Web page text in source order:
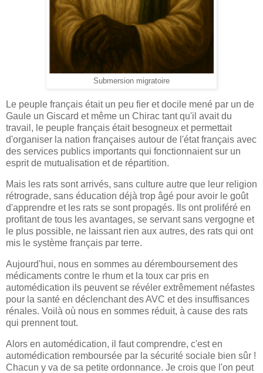
Submersion migratoire
Le peuple français était un peu fier et docile mené par un de
Gaule un Giscard et même un Chirac tant qu'il avait du
travail, le peuple français était besogneux et permettait
d'organiser la nation françaises autour de l'état français avec
des services publics importants qui fonctionnaient sur un
esprit de mutualisation et de répartition.
Mais les rats sont arrivés, sans culture autre que leur religion
rétrograde, sans éducation déjà trop âgé pour avoir le goût
d'apprendre et les rats se sont propagés. Ils ont proliféré en
profitant de tous les avantages, se servant sans vergogne et
le plus possible, ne laissant rien aux autres, des rats qui ont
mis le système français par terre.
Aujourd'hui, nous en sommes au déremboursement des
médicaments contre le rhum et la toux car pris en
automédication ils peuvent se révéler extrêmement néfastes
pour la santé en déclenchant des AVC et des insuffisances
rénales. Voilà où nous en sommes réduit, à cause des rats
qui prennent tout.
Alors en automédication, il faut comprendre, c'est en
automédication remboursée par la sécurité sociale bien sûr !
Chacun y va de sa petite ordonnance. Je crois que l'on peut